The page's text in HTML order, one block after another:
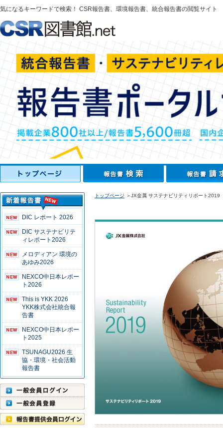
気になるキーワードで検索！ CSR報告書、環境報告書、統合報告書の閲覧サイト
DIC レポート 2026
DIC サステナビリテ
ィレポート2026
メロディアン 環境の
あゆみ2026
NEXCO中日本レポー
ト2026
This is YKK 2026
YKK株式会社統合報
告書
NEXCO中日本レポー
ト2025
TSUNAGU2026 生
協・環境・社会活動
報告書
トップページ ＞JX金属 サステナビリティリポート2019